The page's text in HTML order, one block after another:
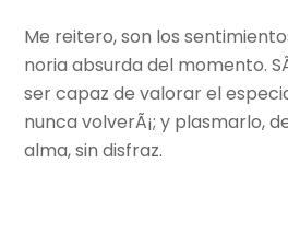
Me reitero, son los
noria absurda del momento.
ser capaz de valorar el
nunca volverÃ¡; y plasmarlo,
alma, sin disfraz.